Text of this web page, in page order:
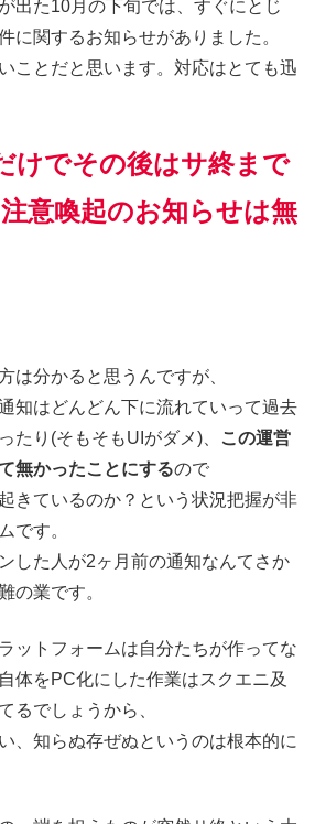
出た10月の下旬では、すぐにとじ
に関するお知らせがありました。
ことだと思います。対応はとても迅
けでその後はサ終まで
意喚起のお知らせは無
は分かると思うんですが、
知はどんどん下に流れていって過去
たり(そもそもUIがダメ)、
この運営
無かったことにするので
きているのか？という状況把握が非
です。
した人が2ヶ月前の通知なんてさか
の業です。
ットフォームは自分たちが作ってな
体をPC化にした作業はスクエニ及
るでしょうから、
、知らぬ存ぜぬというのは根本的に